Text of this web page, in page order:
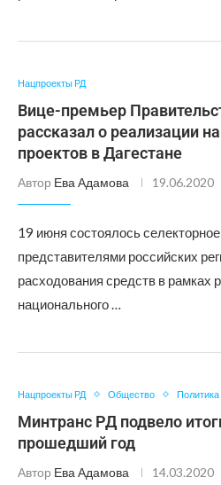
Нацпроекты РД
Вице-премьер
рассказал о реализации
проектов в Дагестане
Автор Ева Адамова 19.06.2020
19 июня состоялось
представителями российских
расходования средств в рамках
национального …
Нацпроекты РД Общество Политика
Минтранс РД подвело
прошедший год
Автор Ева Адамова 14.03.2020